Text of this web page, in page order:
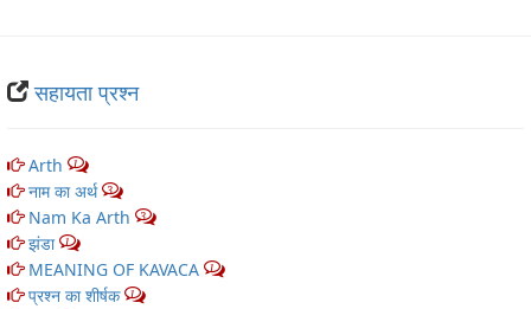
सहायता प्रश्न
Arth 1
नाम का अर्थ 3
Nam Ka Arth 3
झंडा 1
MEANING OF KAVACA 1
प्रश्न का शीर्षक 1